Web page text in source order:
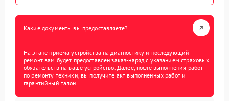
Какие документы вы предоставляете?
На этапе приема устройства на диагностику и последующий
ремонт вам будет предоставлен заказ-наряд с указанием страховых
обязательств на ваше устройство. Далее, после выполнения работ
по ремонту техники, вы получите акт выполненных работ и
гарантийный талон.